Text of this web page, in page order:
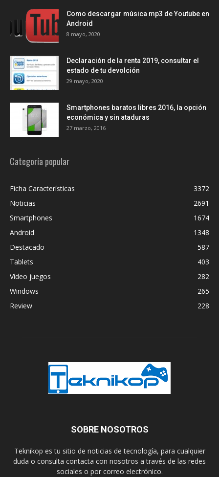
Como descargar música mp3 de Youtube en
Android
8 mayo, 2020
Declaración de la renta 2019, consultar el
estado de tu devolción
29 mayo, 2020
Smartphones baratos libres 2016, la opción
económica y sin ataduras
27 marzo, 2016
Categoría popular
Ficha Características
3372
Noticias
2691
Smartphones
1674
Android
1348
Destacado
587
Tablets
403
Vídeo juegos
282
Windows
265
Review
228
SOBRE NOSOTROS
Teknikop es tu sitio de noticias de tecnología, para cualquier
duda o consulta contacta con nosotros a través de las redes
sociales o por correo electrónico.